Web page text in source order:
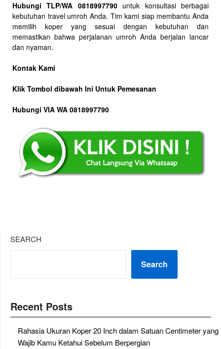
Hubungi TLP/WA 0818997790untuk konsultasi berbagai
kebutuhan travel umroh Anda. Tim kami siap membantu Anda
memilih koper yang sesuai dengan kebutuhan dan
memastikan bahwa perjalanan umroh Anda berjalan lancar
dan nyaman.
Kontak Kami
Klik Tombol dibawah Ini Untuk Pemesanan
Hubungi VIA WA 0818997790
SEARCH
Search
Recent Posts
Rahasia Ukuran Koper 20 Inch dalam Satuan Centimeter yang
Wajib Kamu Ketahui Sebelum Berpergian